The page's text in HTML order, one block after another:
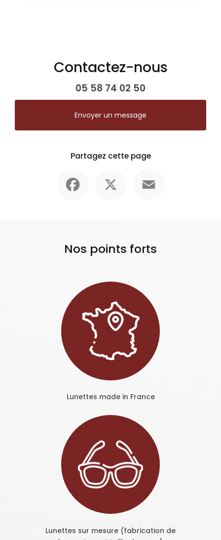
Contactez-nous
05 58 74 02 50
Envoyer un message
Partagez cette page
Nos points forts
Lunettes made in France
Lunettes sur mesure (fabrication de